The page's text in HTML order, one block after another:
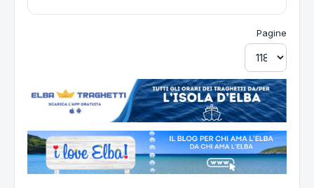
Pagine